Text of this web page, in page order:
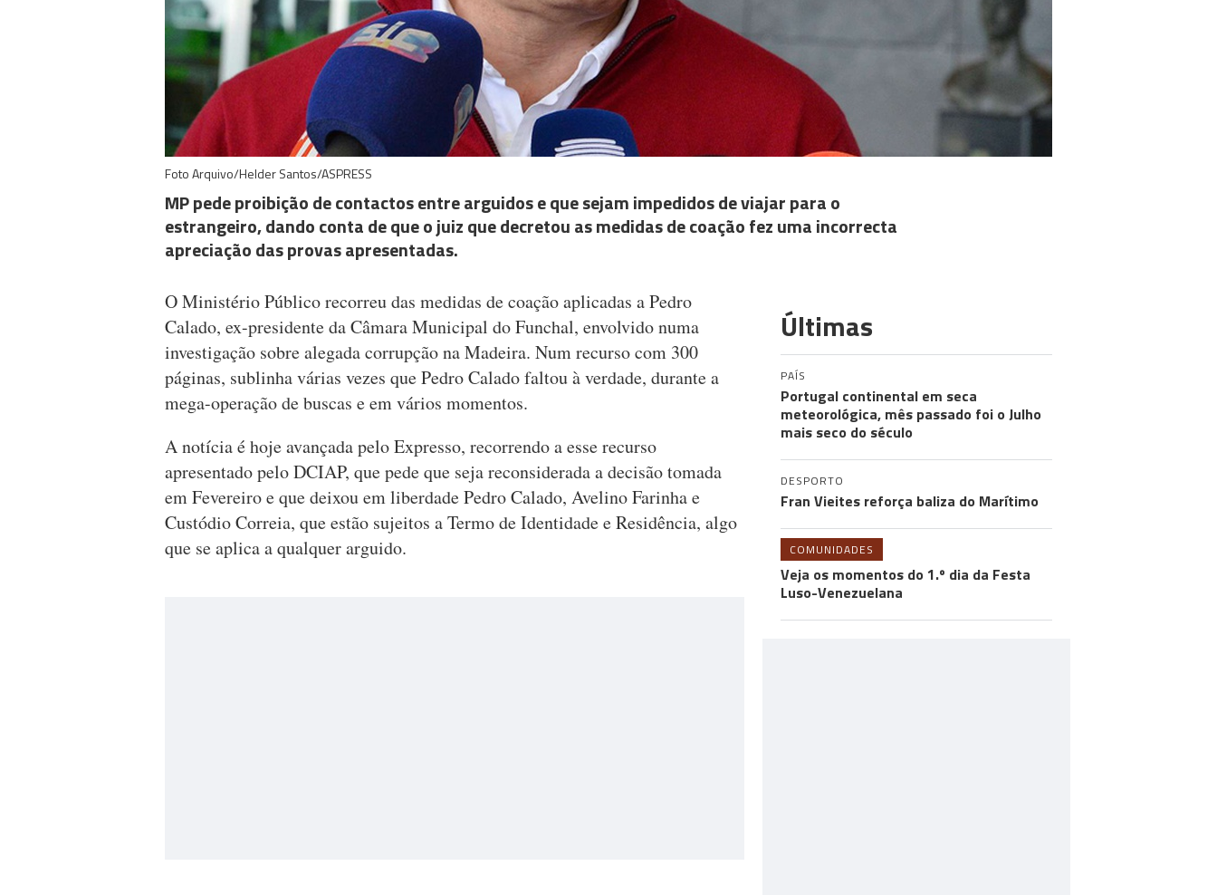
Foto Arquivo/Helder Santos/ASPRESS
MP pede proibição de contactos entre arguidos e que sejam impedidos de viajar para o
estrangeiro, dando conta de que o juiz que decretou as medidas de coação fez uma incorrecta
apreciação das provas apresentadas.
O Ministério Público recorreu das medidas de coação aplicadas a Pedro
Calado, ex-presidente da Câmara Municipal do Funchal, envolvido numa
investigação sobre alegada corrupção na Madeira. Num recurso com 300
páginas, sublinha várias vezes que Pedro Calado faltou à verdade, durante a
mega-operação de buscas e em vários momentos.
A notícia é hoje avançada pelo Expresso, recorrendo a esse recurso
apresentado pelo DCIAP, que pede que seja reconsiderada a decisão tomada
em Fevereiro e que deixou em liberdade Pedro Calado, Avelino Farinha e
Custódio Correia, que estão sujeitos a Termo de Identidade e Residência, algo
que se aplica a qualquer arguido.
Últimas
PAÍS
Portugal continental em seca
meteorológica, mês passado foi o Julho
mais seco do século
DESPORTO
Fran Vieites reforça baliza do Marítimo
COMUNIDADES
Veja os momentos do 1.º dia da Festa
Luso-Venezuelana